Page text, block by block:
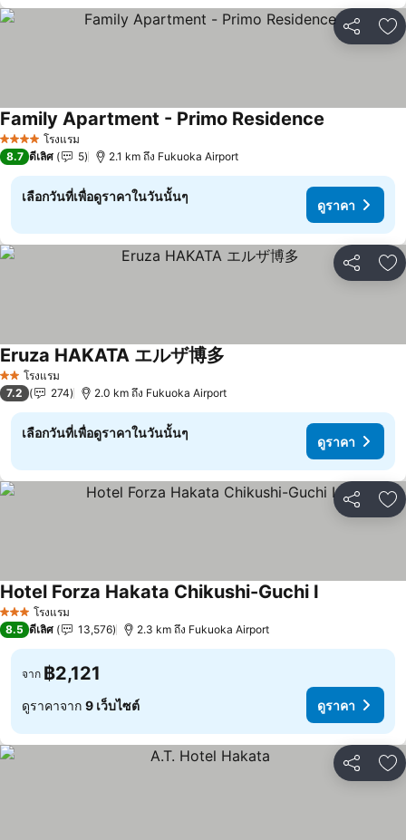
แชร์ เ
4 ดาว โรงแรม
Family Apartment - Primo Residence
8.7 ดีเลิศ 5 2.1 km ถึง Fukuoka Airport
เลือกวันที่เพื่อดูราคาในวันนั้นๆ
ดูราคา
แชร์ เ
2 ดาวโรงแรม
Eruza HAKATA エルザ博多
7.2 274 2.0 km ถึง Fukuoka Airport
เลือกวันที่เพื่อดูราคาในวันนั้นๆ
ดูราคา
แชร์ เ
3 ดาว โรงแรม
Hotel Forza Hakata Chikushi-Guchi Ⅰ
8.5 ดีเลิศ 13,576 2.3 km ถึง Fukuoka Airport
จาก ฿2,121
ดูราคาจาก 9 เว็บไซต์ ดูราคา
แชร์ เ